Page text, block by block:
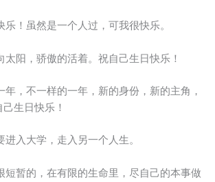
！虽然是一个人过，可我很快乐。
太阳，骄傲的活着。祝自己生日快乐！
年，不一样的一年，新的身份，新的主角，
生日快乐！
入大学，走入另一个人生。
短暂的，在有限的生命里，尽自己的本事做